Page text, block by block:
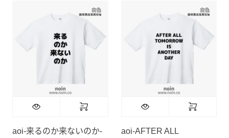
aoi-来るのか来ないのか-
aoi-AFTER ALL